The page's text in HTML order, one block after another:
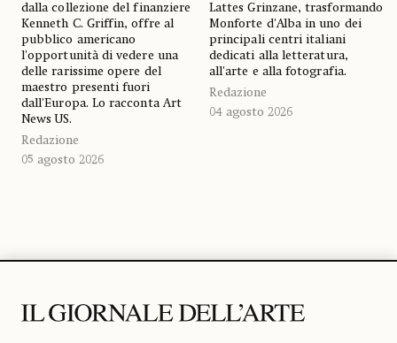
dalla collezione del finanziere
Kenneth C. Griffin, offre al
pubblico americano
l'opportunità di vedere una
delle rarissime opere del
maestro presenti fuori
dall'Europa. Lo racconta Art
News US.
Redazione
05 agosto 2026
Lattes Grinzane, trasformando
Monforte d'Alba in uno dei
principali centri italiani
dedicati alla letteratura,
all'arte e alla fotografia.
Redazione
04 agosto 2026